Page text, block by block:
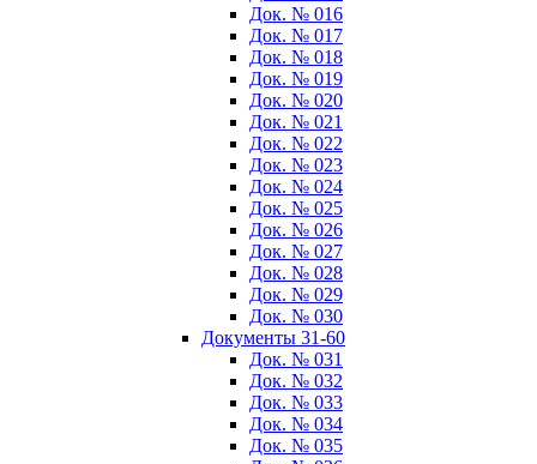
Док. № 016
Док. № 017
Док. № 018
Док. № 019
Док. № 020
Док. № 021
Док. № 022
Док. № 023
Док. № 024
Док. № 025
Док. № 026
Док. № 027
Док. № 028
Док. № 029
Док. № 030
Документы 31-60
Док. № 031
Док. № 032
Док. № 033
Док. № 034
Док. № 035